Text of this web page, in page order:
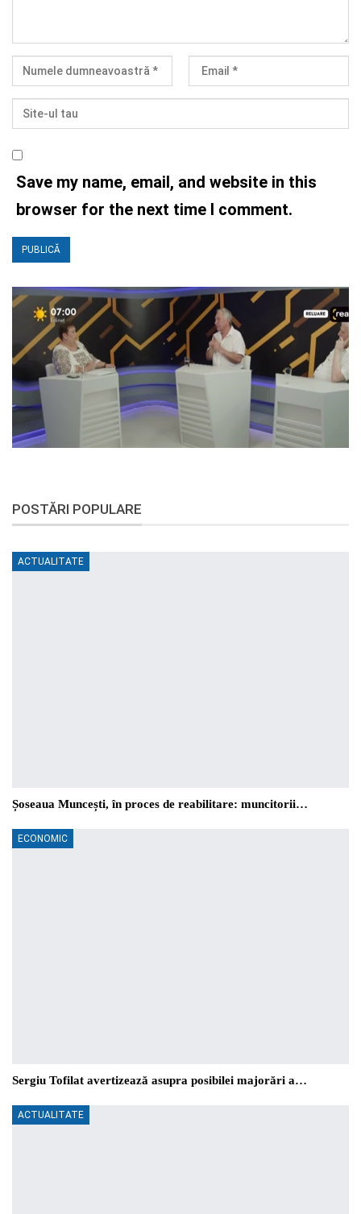
Save my name, email, and website in this
browser for the next time I comment.
POSTĂRI POPULARE
ACTUALITATE
Șoseaua Muncești, în proces de reabilitare: muncitorii…
ECONOMIC
Sergiu Tofilat avertizează asupra posibilei majorări a…
ACTUALITATE